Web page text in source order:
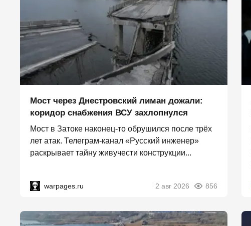
Мост через Днестровский лиман дожали:
коридор снабжения ВСУ захлопнулся
Мост в Затоке наконец-то обрушился после трёх
лет атак. Телеграм-канал «Русский инженер»
раскрывает тайну живучести конструкции...
warpages.ru 2 авг 2026 856